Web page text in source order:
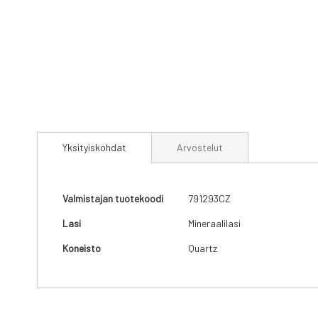
to
images
gallery
Yksityiskohdat
Yksityiskohdat
Valmistajan tuotekoodi 791293CZ
Lasi Mineraalilasi
Koneisto Quartz
Arvostelut